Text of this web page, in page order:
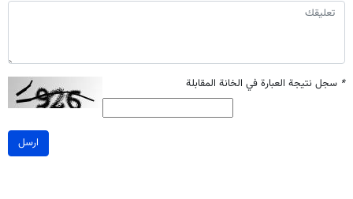
* سجل نتيجة العبارة في الخانة المقابلة
ارسل